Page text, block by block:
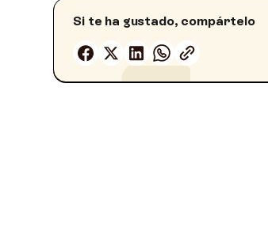
Si te ha gustado, compártelo